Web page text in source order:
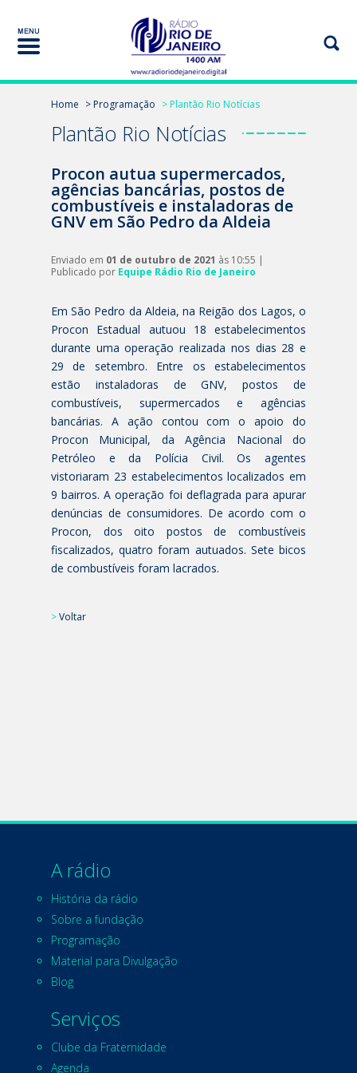
Home > Programação > Plantão Rio Notícias
Plantão Rio Notícias
Procon autua supermercados,
agências bancárias, postos de
combustíveis e instaladoras de
GNV em São Pedro da Aldeia
Enviado em 01 de outubro de 2021 às 10:55 |
Publicado por Equipe Rádio Rio de Janeiro
Em São Pedro da Aldeia, na Reigão dos Lagos, o
Procon Estadual autuou 18 estabelecimentos
durante uma operação realizada nos dias 28 e
29 de setembro. Entre os estabelecimentos
estão instaladoras de GNV, postos de
combustíveis, supermercados e agências
bancárias. A ação contou com o apoio do
Procon Municipal, da Agência Nacional do
Petróleo e da Polícia Civil. Os agentes
vistoriaram 23 estabelecimentos localizados em
9 bairros. A operação foi deflagrada para apurar
denúncias de consumidores. De acordo com o
Procon, dos oito postos de combustíveis
fiscalizados, quatro foram autuados. Sete bicos
de combustíveis foram lacrados.
>Voltar
A rádio
História da rádio
Sobre a fundação
Programação
Material para Divulgação
Blog
Serviços
Clube da Fraternidade
Agenda